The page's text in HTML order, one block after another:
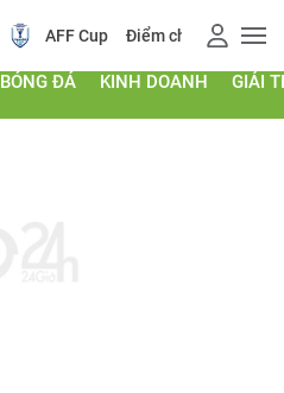
AFF Cup Điểm chuẩn 2026
BÓNG ĐÁ KINH DOANH GIẢI